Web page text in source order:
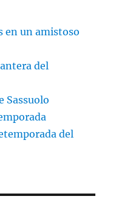
en un amistoso
del
Sassuolo
del